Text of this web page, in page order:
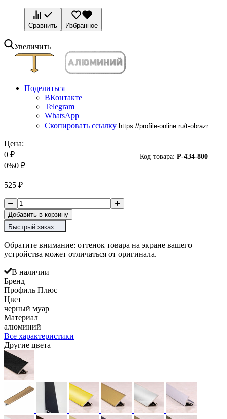
Сравнить Избранное
Увеличить
Поделиться
ВКонтакте
Telegram
WhatsApp
Скопировать ссылку
Код товара: P-434-800
Цена:
0 ₽
0%0 ₽
525 ₽
Добавить в корзину
Быстрый заказ
Обратите внимание: оттенок товара на экране вашего
устройства может отличаться от оригинала.
В наличии
Бренд
Профиль Плюс
Цвет
черный муар
Материал
алюминий
Все характеристики
Другие цвета